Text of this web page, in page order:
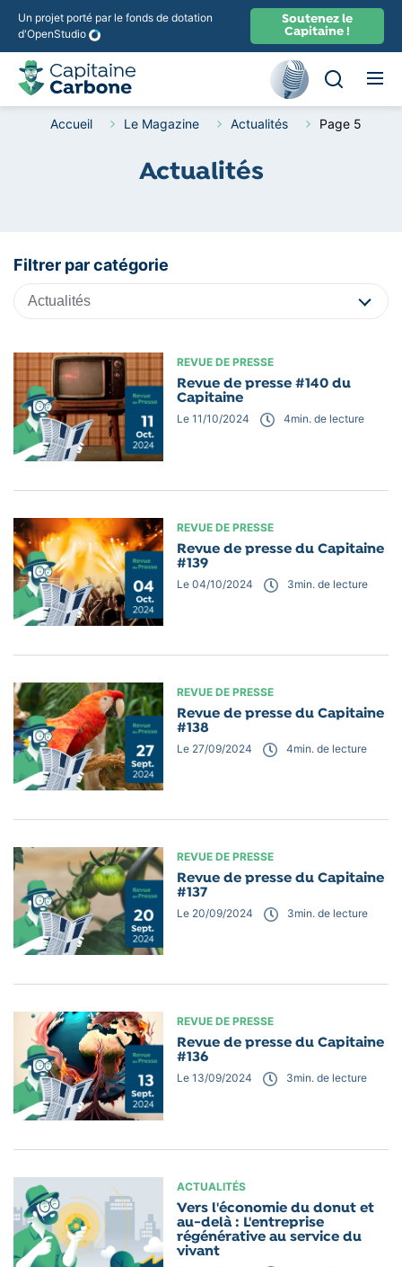
Accueil Le Magazine Actualités Page 5
Actualités
Un projet porté par le fonds de dotation
d'OpenStudio
Soutenez le
Capitaine !
Ouvir la
Filtrer par catégorie
REVUE DE PRESSE
Revue de presse #140 du
Capitaine
Le 11/10/2024 4min. de lecture
REVUE DE PRESSE
Revue de presse du Capitaine
#139
Le 04/10/2024 3min. de lecture
REVUE DE PRESSE
Revue de presse du Capitaine
#138
Le 27/09/2024 4min. de lecture
REVUE DE PRESSE
Revue de presse du Capitaine
#137
Le 20/09/2024 3min. de lecture
REVUE DE PRESSE
Revue de presse du Capitaine
#136
Le 13/09/2024 3min. de lecture
ACTUALITÉS
Vers l'économie du donut et
au-delà : L'entreprise
régénérative au service du
vivant